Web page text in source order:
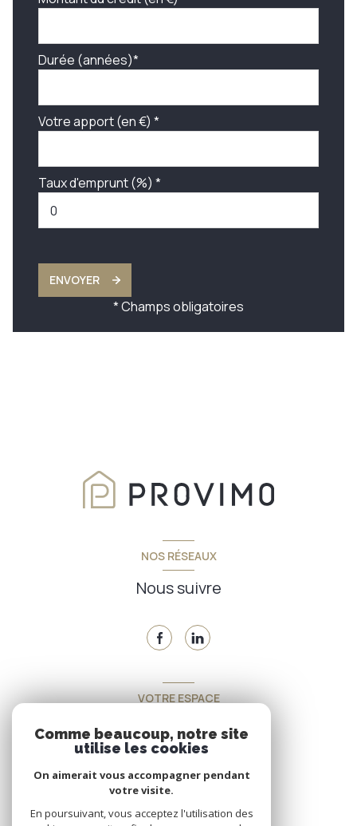
Durée (années)*
Votre apport (en €) *
Taux d'emprunt (%) *
ENVOYER
* Champs obligatoires
NOS RÉSEAUX
Nous suivre
VOTRE ESPACE
Espace propriétaire
SE CONNECTER
Comme beaucoup, notre site
utilise les cookies
On aimerait vous accompagner pendant
votre visite.
En poursuivant, vous acceptez l'utilisation des